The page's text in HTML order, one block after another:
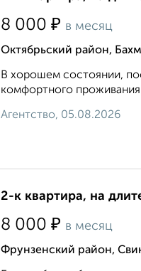
8 000 ₽ в месяц
Октябрьский район,
В хорошем состоянии,
комфортного
Агентство, 05.08.2026
2-к квартира, на
8 000 ₽ в месяц
Фрунзенский район,